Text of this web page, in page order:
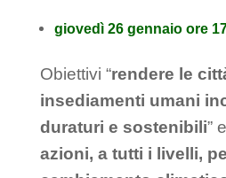
giovedì 26 gennaio ore
Obiettivi “rendere le
insediamenti umani
duraturi e sostenibili”
azioni, a tutti i livelli,